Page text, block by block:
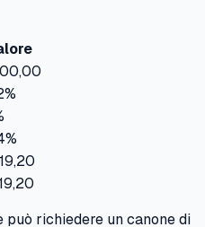
richiedere un canone di